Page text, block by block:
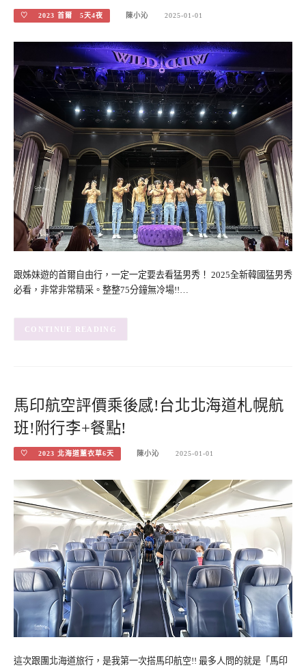
♡ 2023 首爾 5天4夜 陳小沁 2025-01-01
跟姊妹遊的首爾自由行，一定一定要去看猛男秀！ 2025全新韓國猛男秀
必看，非常非常精采。整整75分鐘無冷場!!…
CONTINUE READING
馬印航空評價乘後感!台北北海道札幌航
班!附行李+餐點!
♡ 2023 北海道薰衣草6天 陳小沁 2025-01-01
這次跟團北海道旅行，是我第一次搭馬印航空!! 最多人問的就是「馬印